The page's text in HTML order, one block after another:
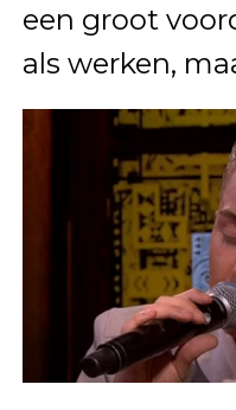
een groot
als werken,